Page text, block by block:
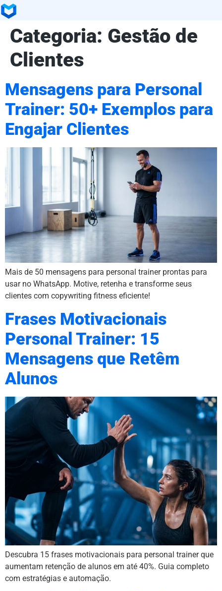
Categoria: Gestão de
Clientes
Mensagens para Personal
Trainer: 50+ Exemplos para
Engajar Clientes
Mais de 50 mensagens para personal trainer prontas para
usar no WhatsApp. Motive, retenha e transforme seus
clientes com copywriting fitness eficiente!
Frases Motivacionais
Personal Trainer: 15
Mensagens que Retêm
Alunos
Descubra 15 frases motivacionais para personal trainer que
aumentam retenção de alunos em até 40%. Guia completo
com estratégias e automação.